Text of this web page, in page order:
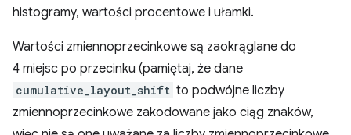
histogramy, wartości procentowe i ułamki.
Wartości zmiennoprzecinkowe są zaokrąglane do
4 miejsc po przecinku (pamiętaj, że dane
cumulative_layout_shift to podwójne liczby
zmiennoprzecinkowe zakodowane jako ciąg znaków,